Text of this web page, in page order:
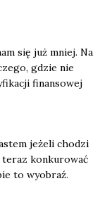
się już mniej. Na
gdzie nie
finan­so­wej
jeże­li cho­dzi
teraz kon­ku­ro­wać
to wyobraź.